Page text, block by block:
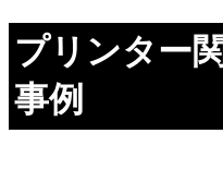
プリンター
事例